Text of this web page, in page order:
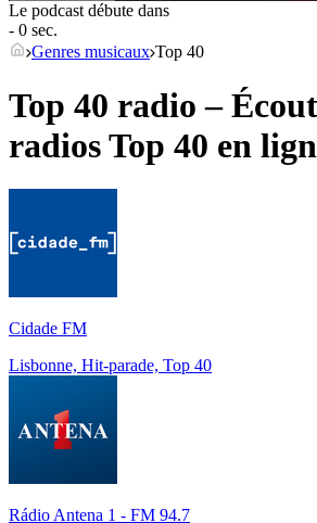
Le podcast débute dans
- 0 sec.
Genres musicaux Top 40
Top 40 radio –
radiosTop 40 en
Cidade FM
Lisbonne, Hit-parade, Top 40
Rádio Antena 1 - FM 94.7